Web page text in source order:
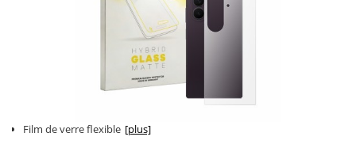
Film de verre flexible [plus]